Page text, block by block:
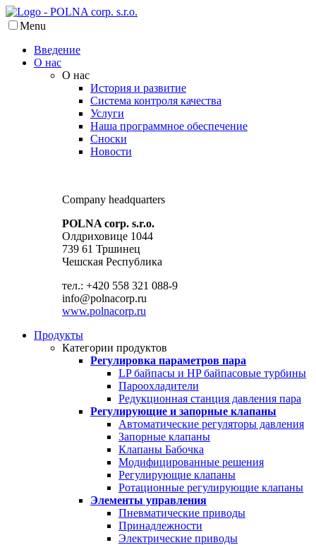
Menu
Введение
О нас
О нас
История и развитие
Система контроля качества
Услуги
Наша программное обеспечение
Сноски
Новости
Company headquarters
POLNA corp. s.r.o.
Олдриховице 1044
739 61 Тршинец
Чешская Республика
тел.: +420 558 321 088-9
info@polnacorp.ru
www.polnacorp.ru
Продукты
Категории продуктов
Регулировка параметров пара
LP байпасы и HP байпасовые турбины
Пароохладители
Редукционная станция давления пара
Регулирующие и запорные клапаны
Автоматические регуляторы давления
Запорные клапаны
Клапаны Бабочка
Модифицированные решения
Регулирующие клапаны
Ротационные регулирующие клапаны
Элементы управления
Пневматические приводы
Принадлежности
Электрические приводы